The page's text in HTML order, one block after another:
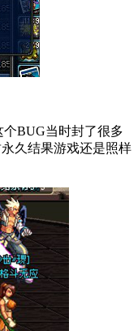
BUG当时封了很多
久结果游戏还是照样